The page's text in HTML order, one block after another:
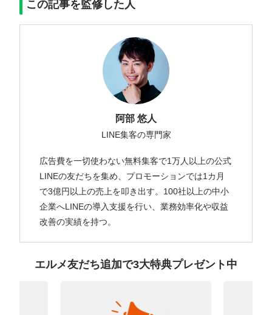
この記事を監修した人
阿部 悠人
LINE集客の専門家
広告費を一切使わない無料集客で1万人以上の公式
LINEの友だちを集め、プロモーションでは1カ月
で3億円以上の売上を叩き出す。100社以上の中小
企業へLINEの導入支援を行い、業務効率化や収益
改善の実績を持つ。
エルメ友だち追加で3大特典プレゼント中